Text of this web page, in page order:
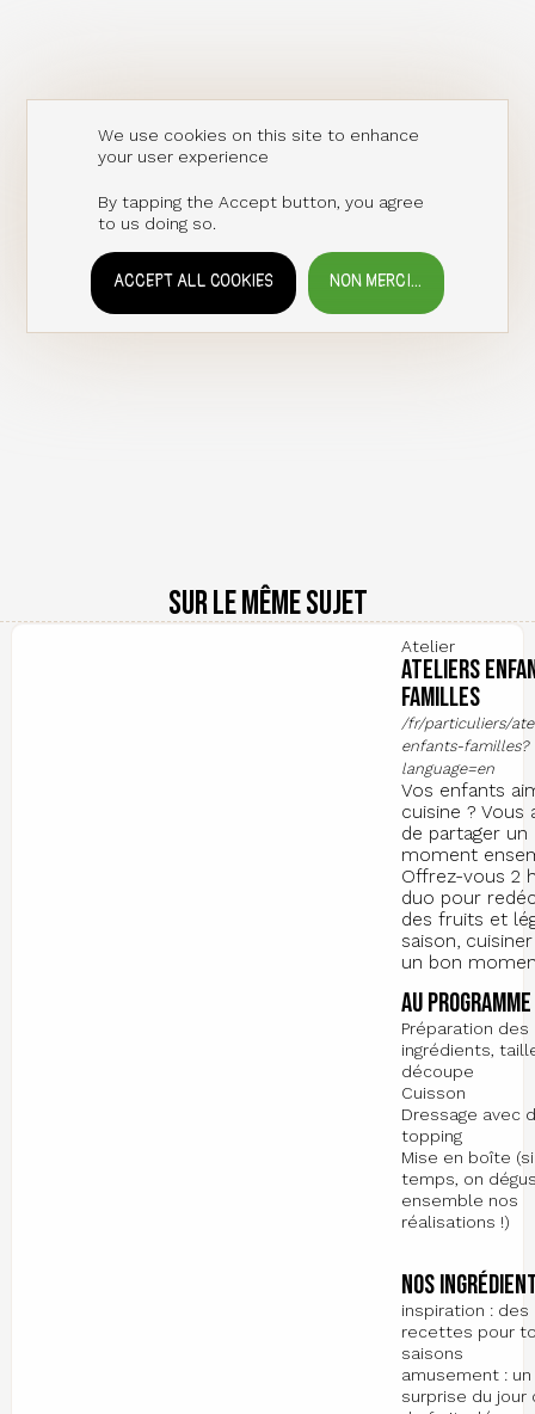
Sur le même sujet
Atelier
Ateliers
Familles
/fr/particuliers/
enfants-familles?
language=en
Vos enfants
cuisine ? Vous
de partager un
moment
Offrez-vous 2
duo pour
des fruits et
saison,
un bon
Au
Préparation des
ingrédients,
découpe
Cuisson
Dressage avec
topping
Mise en boîte
temps, on
ensemble nos
réalisations !)
Nos
inspiration : des
recettes pour
saisons
amusement :
surprise du jour
We use cookies on this site to enhance
your user experience
By tapping the Accept button, you agree
to us doing so.
NON MERCI...
ACCEPT ALL COOKIESWITHDRAW CONSENT